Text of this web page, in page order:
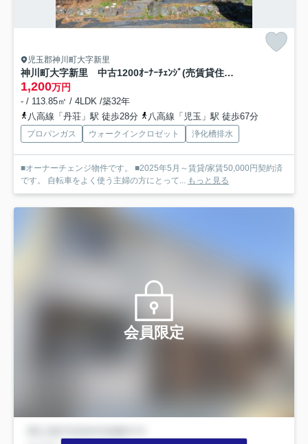
児玉郡神川町大字新里
神川町大字新里 中古1200ｵｰﾅｰﾁｪﾝｼﾞ(売賃貸住宅）
1,200万円
- / 113.85㎡ / 4LDK /築32年
八高線「丹荘」駅 徒歩28分
八高線「児玉」駅 徒歩67分
プロパンガス ウォークインクロゼット 浄化槽排水
■オーナーチェンジ物件です。 ■2025年5月～賃貸/家賃50,000円契約済
です。 自転車をよく使う主婦の方にとって...
もっと見る
会員限定